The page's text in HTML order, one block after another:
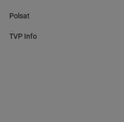
Polsat
TVP Info